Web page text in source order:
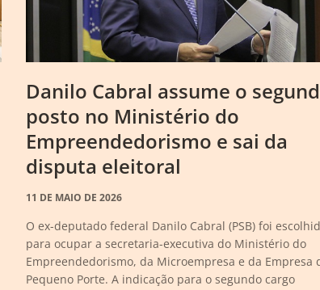
Danilo Cabral assume o
posto no Ministério do
Empreendedorismo e sai da
disputa eleitoral
11 DE MAIO DE 2026
O ex-deputado federal Danilo Cabral (PSB) foi
para ocupar a secretaria-executiva do Ministério do
Empreendedorismo, da Microempresa e da Empresa
Pequeno Porte. A indicação para o segundo cargo